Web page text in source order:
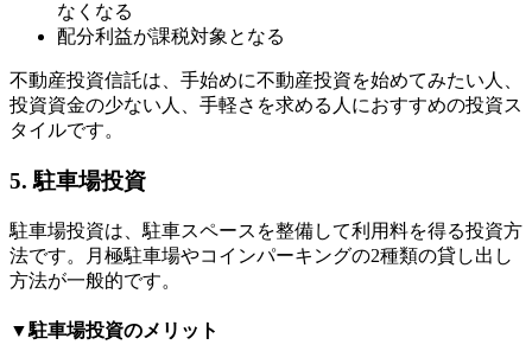
なくなる
配分利益が課税対象となる
不動産投資信託は、手始めに不動産投資を始めてみたい人、
投資資金の少ない人、手軽さを求める人におすすめの投資ス
タイルです。
5. 駐車場投資
駐車場投資は、駐車スペースを整備して利用料を得る投資方
法です。月極駐車場やコインパーキングの2種類の貸し出し
方法が一般的です。
▼駐車場投資のメリット